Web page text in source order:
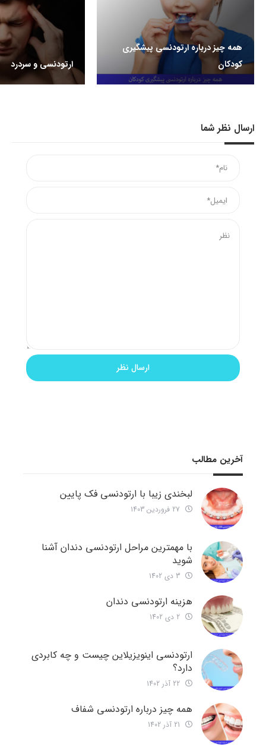
همه چیز درباره ارتودنسی پیشگیری
کودکان
ارتودنسی و سردرد
ارسال نظر شما
آخرین مطالب
لبخندی زیبا با ارتودنسی فک پایین
با مهمترین مراحل ارتودنسی دندان آشنا
شوید
هزینه ارتودنسی دندان
ارتودنسی اینویزیلاین چیست و چه کابردی
دارد؟
همه چیز درباره ارتودنسی شفاف